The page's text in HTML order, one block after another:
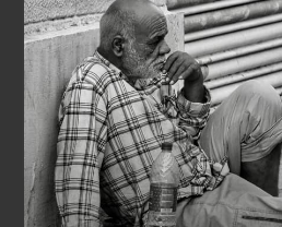
Faire un don, c’est soutenir
bénévoles. Ils nous
année des millions de
JE FAIS UN